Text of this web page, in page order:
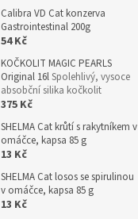
Calibra VD Cat konzerva
Gastrointestinal 200g
54 Kč
KOČKOLIT MAGIC PEARLS
Original 16lSpolehlivý, vysoce
absobční silika kočkolit
375 Kč
SHELMA Cat krůtí s rakytníkem v
omáčce, kapsa 85 g
13 Kč
SHELMA Cat losos se spirulinou
v omáčce, kapsa 85 g
13 Kč